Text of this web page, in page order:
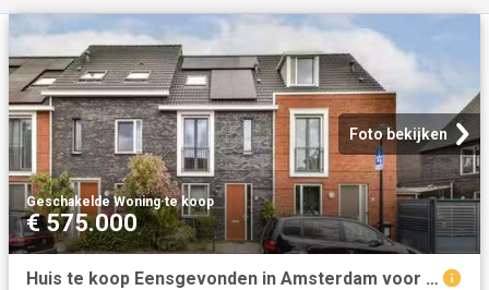
Foto bekijken
Geschakelde Woning·te koop
€ 575.000
Huis te koop Eensgevonden in Amsterdam voor € 575.000